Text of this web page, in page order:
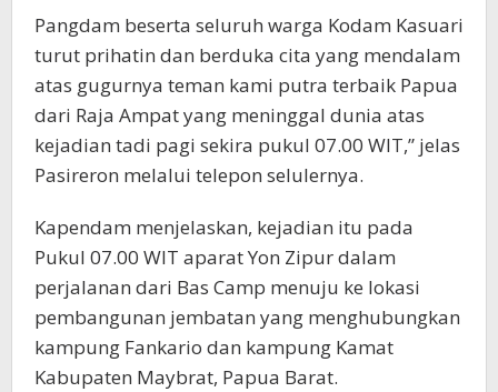
Pangdam beserta seluruh warga Kodam Kasuari
turut prihatin dan berduka cita yang mendalam
atas gugurnya teman kami putra terbaik Papua
dari Raja Ampat yang meninggal dunia atas
kejadian tadi pagi sekira pukul 07.00 WIT,” jelas
Pasireron melalui telepon selulernya.
Kapendam menjelaskan, kejadian itu pada
Pukul 07.00 WIT aparat Yon Zipur dalam
perjalanan dari Bas Camp menuju ke lokasi
pembangunan jembatan yang menghubungkan
kampung Fankario dan kampung Kamat
Kabupaten Maybrat, Papua Barat.